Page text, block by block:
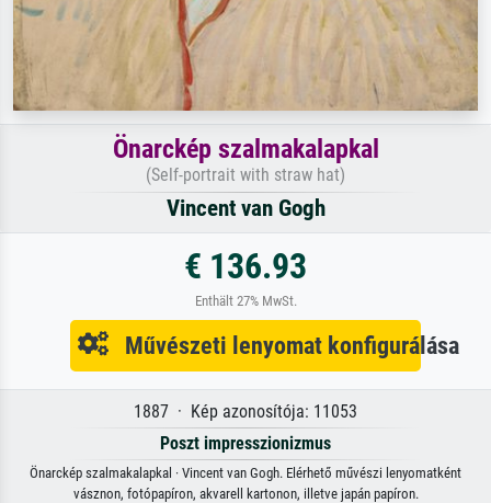
Önarckép szalmakalapkal
(Self-portrait with straw hat)
Vincent van Gogh
€ 136.93
Enthält 27% MwSt.
Művészeti lenyomat konfigurálása
1887 · Kép azonosítója: 11053
Poszt impresszionizmus
Önarckép szalmakalapkal · Vincent van Gogh. Elérhető művészi lenyomatként
vásznon, fotópapíron, akvarell kartonon, illetve japán papíron.